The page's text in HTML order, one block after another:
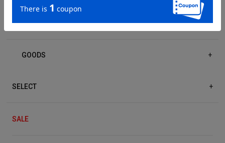
ACCESSORIES +
GOODS +
SELECT +
SALE